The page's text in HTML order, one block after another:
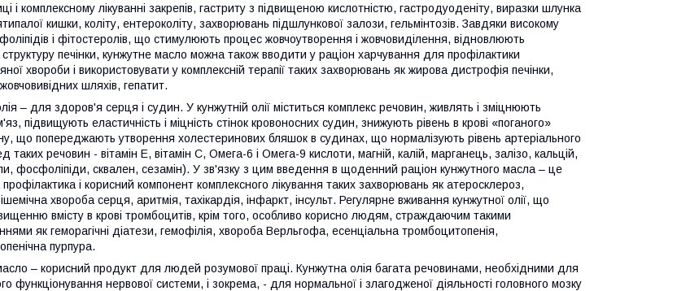
і комплексному лікуванні закрепів, гастриту з підвищеною кислотністю, гастродуоденіту, виразки шлунка
кишки, коліту, ентероколіту, захворювань підшлункової залози, гельмінтозів. Завдяки високому
і фітостеролів, що стимулюють процес жовчоутворення і жовчовиділення, відновлюють
печінки, кунжутне масло можна також вводити у раціон харчування для профілактики
хвороби і використовувати у комплексній терапії таких захворювань як жирова дистрофія печінки,
жовчовивідних шляхів, гепатит.
– для здоров'я серця і судин. У кунжутній олії міститься комплекс речовин, живлять і зміцнюють
підвищують еластичність і міцність стінок кровоносних судин, знижують рівень в крові «поганого»
що попереджають утворення холестеринових бляшок в судинах, що нормалізують рівень артеріального
таких речовин - вітамін Е, вітамін С, Омега-6 і Омега-9 кислоти, магній, калій, марганець, залізо, кальцій,
фосфоліпіди, сквален, сезамін). У зв'язку з цим введення в щоденний раціон кунжутного масла – це
і корисний компонент комплексного лікування таких захворювань як атеросклероз,
ішемічна хвороба серця, аритмія, тахікардія, інфаркт, інсульт. Регулярне вживання кунжутної олії, що
вмісту в крові тромбоцитів, крім того, особливо корисно людям, страждаючим такими
як геморагічні діатези, гемофілія, хвороба Верльгофа, есенціальна тромбоцитопенія,
пурпура.
– корисний продукт для людей розумової праці. Кунжутна олія багата речовинами, необхідними для
функціонування нервової системи, і зокрема, - для нормальної і злагодженої діяльності головного мозку